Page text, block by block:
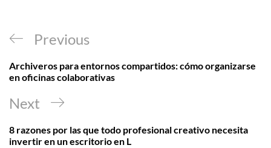
Navegación
de
entradas
Previous
Post
Previous
Archiveros para entornos compartidos: cómo organizarse
en oficinas colaborativas
Next
Post
Next
8 razones por las que todo profesional creativo necesita
invertir en un escritorio en L